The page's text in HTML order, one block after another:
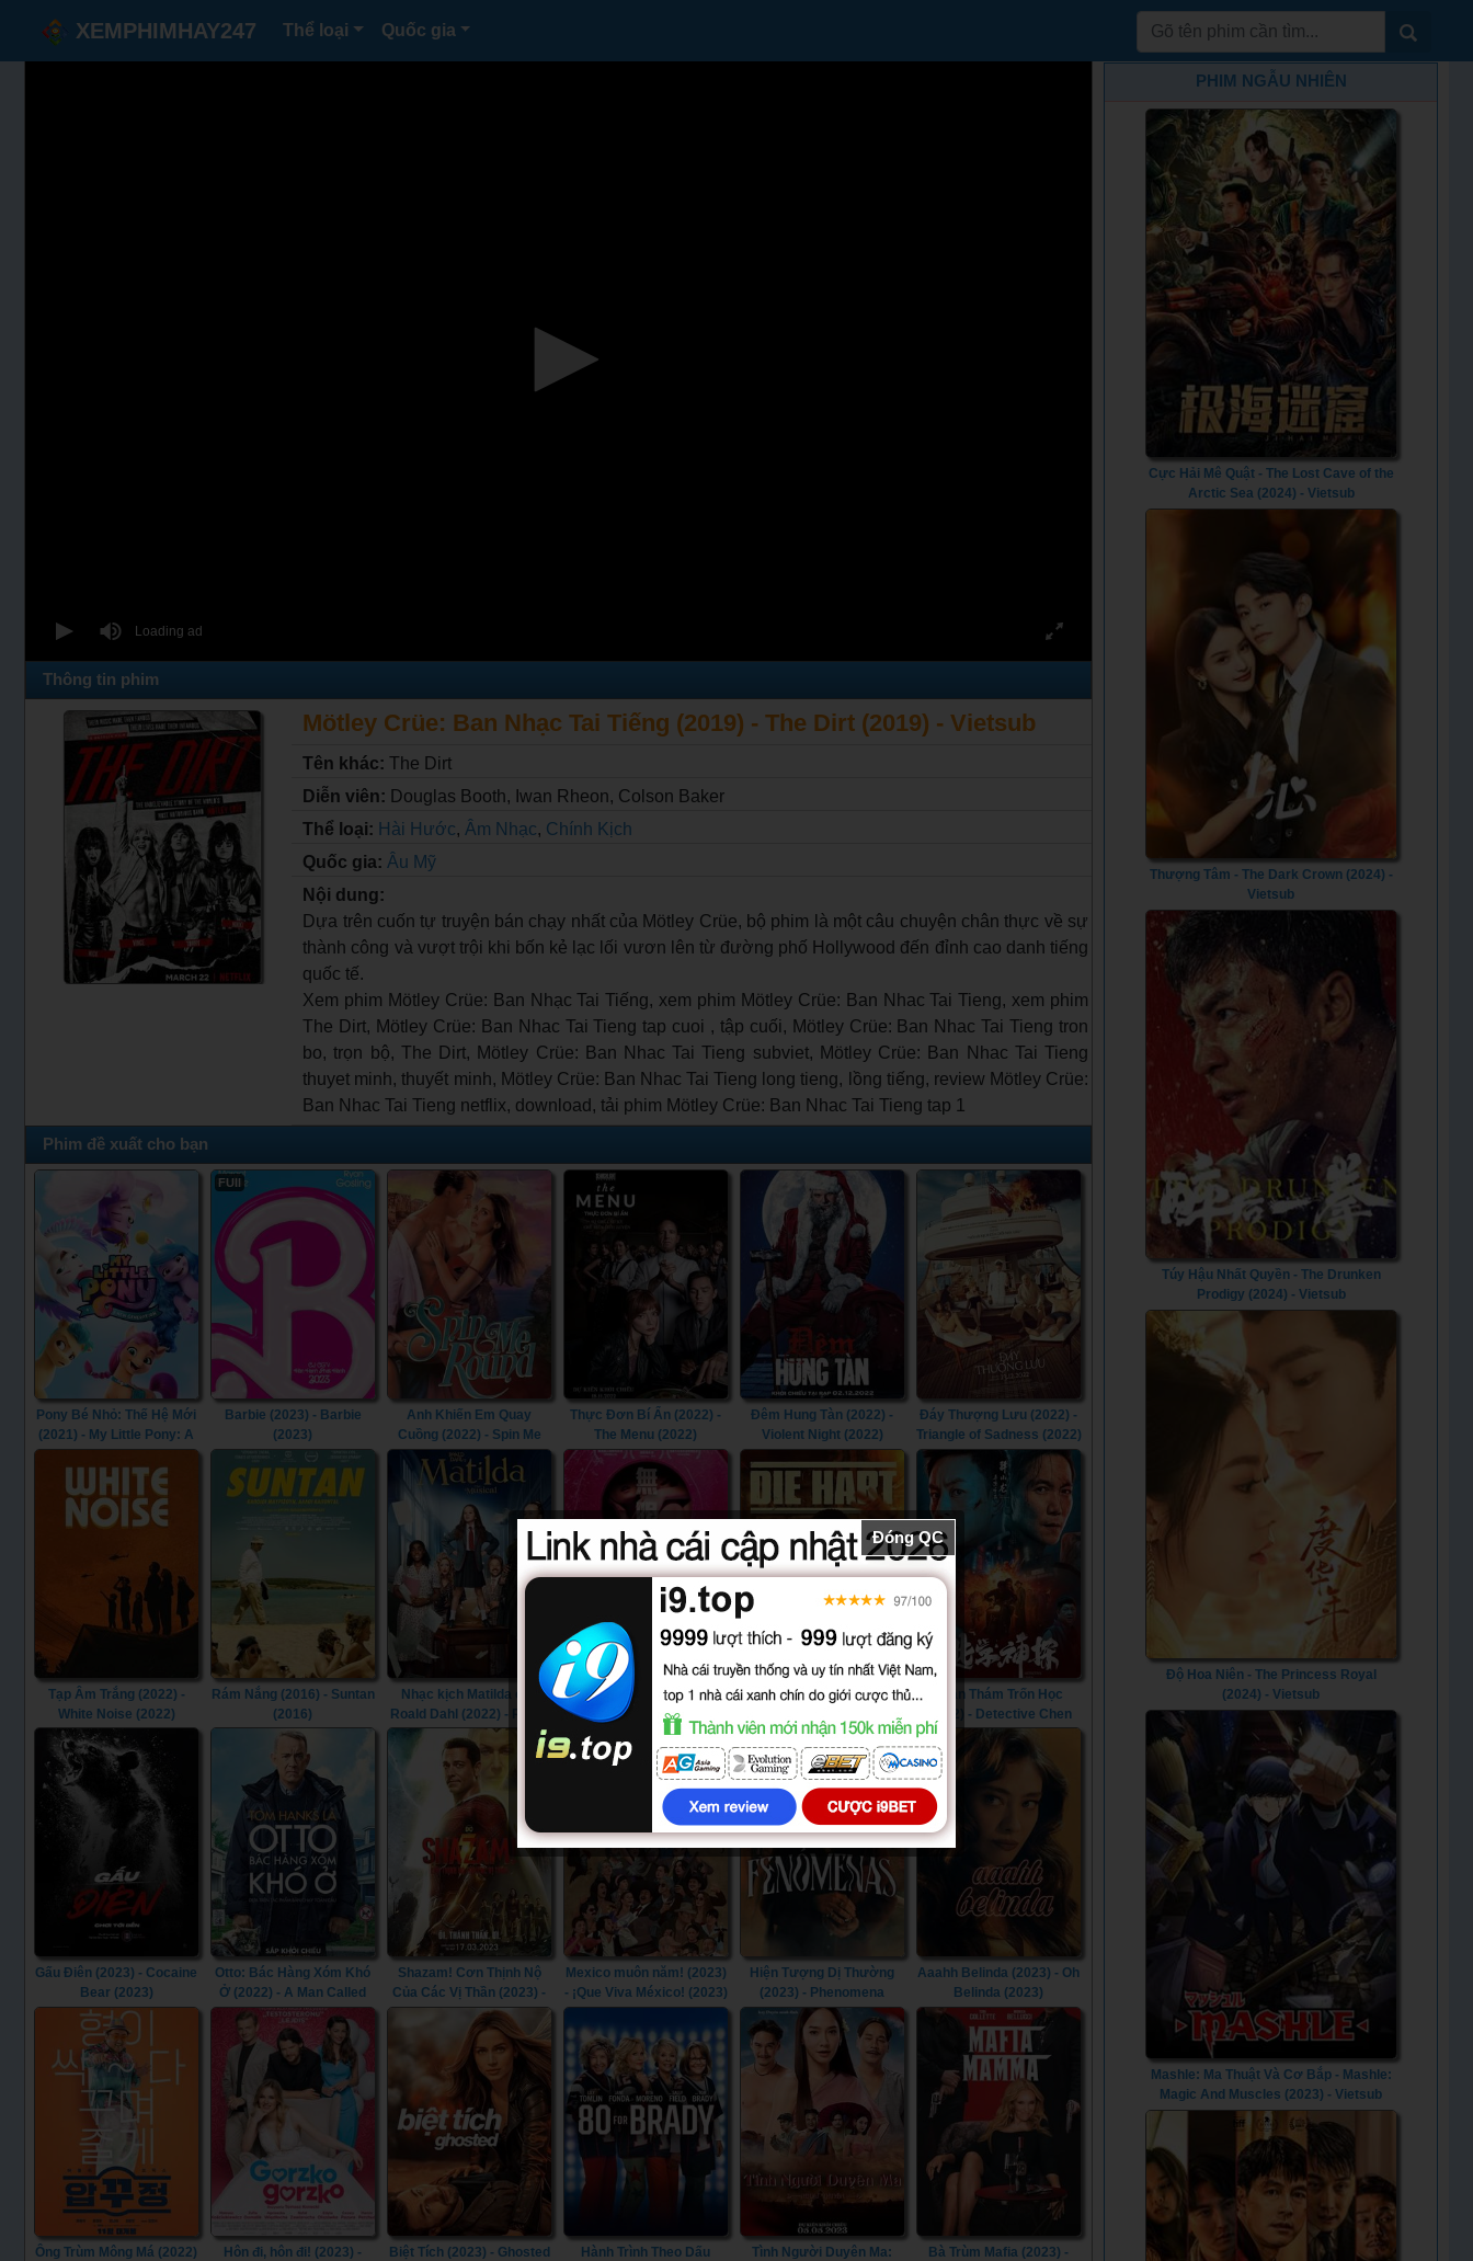
XEMPHIMHAY247 Thể loại Quốc gia
Thông tin phim
Mötley Crüe: Ban Nhạc Tai Tiếng (2019) - The Dirt (2019) - Vietsub
Tên khác:The Dirt
Diễn viên: Douglas Booth, Iwan Rheon, Colson Baker
Thể loại: Hài Hước, Âm Nhạc, Chính Kịch
Quốc gia: Âu Mỹ
Nội dung:
Dựa trên cuốn tự truyện bán chạy nhất của Mötley Crüe, bộ phim là một câu chuyện chân thực về sự
thành công và vượt trội khi bốn kẻ lạc lối vươn lên từ đường phố Hollywood đến đỉnh cao danh tiếng
quốc tế.
Xem phim Mötley Crüe: Ban Nhạc Tai Tiếng, xem phim Mötley Crüe: Ban Nhac Tai Tieng, xem phim
The Dirt, Mötley Crüe: Ban Nhac Tai Tieng tap cuoi , tập cuối, Mötley Crüe: Ban Nhac Tai Tieng tron
bo, trọn bộ, The Dirt, Mötley Crüe: Ban Nhac Tai Tieng subviet, Mötley Crüe: Ban Nhac Tai Tieng
thuyet minh, thuyết minh, Mötley Crüe: Ban Nhac Tai Tieng long tieng, lồng tiếng, review Mötley Crüe:
Ban Nhac Tai Tieng netflix, download, tải phim Mötley Crüe: Ban Nhac Tai Tieng tap 1
Phim đề xuất cho bạn
Pony Bé Nhỏ: Thế Hệ Mới
(2021) - My Little Pony: A
FUll
Barbie (2023) - Barbie
(2023)
Anh Khiến Em Quay
Cuồng (2022) - Spin Me
Round (2022)
Thực Đơn Bí Ẩn (2022) -
The Menu (2022)
Đêm Hung Tàn (2022) -
Violent Night (2022)
Đáy Thượng Lưu (2022) -
Triangle of Sadness (2022)
Tạp Âm Trắng (2022) -
White Noise (2022)
Rám Nắng (2016) - Suntan
(2016)
Nhạc kịch Matilda của
Roald Dahl (2022) - Roald
Dahl's Matilda the Musical
(2022)
Căn Phòng Sung Sướng
(2015) - In the Room
(2015)
Khi Hart Ra Tay (2023) -
Thần Thám Trốn Học
(2022) - Detective Chen
Gấu Điên (2023) - Cocaine
Bear (2023)
Otto: Bác Hàng Xóm Khó
Ở (2022) - A Man Called
Otto (2022)
Shazam! Cơn Thịnh Nộ
Của Các Vị Thần (2023) -
Shazam! Fury of the Gods
(2023)
Mexico muôn năm! (2023)
- ¡Que Viva México! (2023)
Hiện Tượng Dị Thường
(2023) - Phenomena
(2023)
Aaahh Belinda (2023) - Oh
Belinda (2023)
Ông Trùm Mông Má (2022)
Hôn đi, hôn đi! (2023) -
Biệt Tích (2023) - Ghosted
Hành Trình Theo Dấu
Tình Người Duyên Ma:
Bà Trùm Mafia (2023) -
PHIM NGẪU NHIÊN
Cực Hải Mê Quật - The Lost Cave of the
Arctic Sea (2024) - Vietsub
Thượng Tâm - The Dark Crown (2024) -
Vietsub
Túy Hậu Nhất Quyền - The Drunken
Prodigy (2024) - Vietsub
Độ Hoa Niên - The Princess Royal
(2024) - Vietsub
Mashle: Ma Thuật Và Cơ Bắp - Mashle:
Magic And Muscles (2023) - Vietsub
Đóng QC